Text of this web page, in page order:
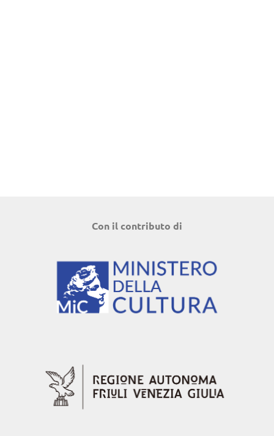
Con il contributo di